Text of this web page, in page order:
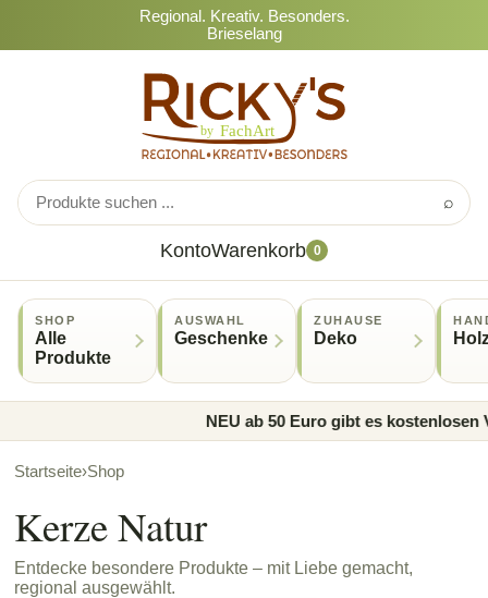
Regional. Kreativ. Besonders.
Brieselang
⌕
KontoWarenkorb 0
SHOP
Alle
Produkte
AUSWAHL
Geschenke
ZUHAUSE
Deko
NEU ab 50 Euro gibt es kostenlosen
Startseite›Shop
Kerze Natur
Entdecke besondere Produkte – mit Liebe gemacht,
regional ausgewählt.